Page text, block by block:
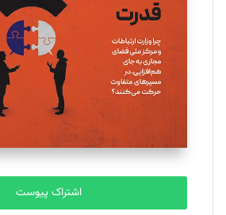
تحریریه
ملینا جعفری
تحریریه
مصطفی مسجدی آرانی
تحریریه
اشتراک پیوست